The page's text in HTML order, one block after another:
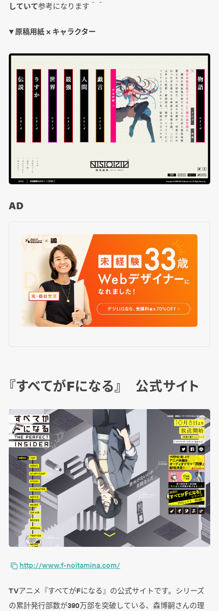
していて参考になります＾＾
▼ 原稿用紙 × キャラクター
AD
『すべてがFになる』 公式サイト
http://www.f-noitamina.com/
TVアニメ『すべてがFになる』の公式サイトです。シリーズ
の累計発行部数が390万部を突破している、森博嗣さんの理